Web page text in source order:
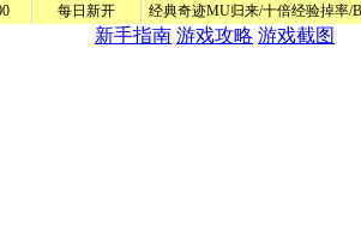
新手指南 游戏攻略 游戏截图